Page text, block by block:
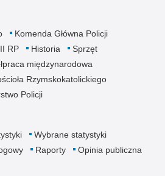
Komenda Główna Policji
RP Historia
Sprzęt
międzynarodowa
Rzymskokatolickiego
Policji
Wybrane statystyki
Raporty Opinia publiczna